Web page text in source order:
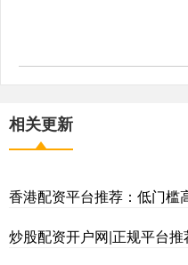
相关更新
香港配资平台推荐：低门槛
炒股配资开户网|正规平台